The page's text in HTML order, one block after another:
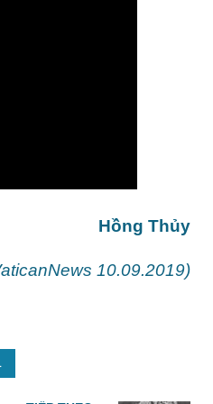
Hồng Thủy
10.09.2019)